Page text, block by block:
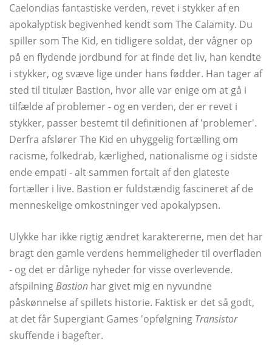
Caelondias fantastiske verden, revet i stykker af en
apokalyptisk begivenhed kendt som The Calamity. Du
spiller som The Kid, en tidligere soldat, der vågner op
på en flydende jordbund for at finde det liv, han kendte
i stykker, og svæve lige under hans fødder. Han tager af
sted til titulær Bastion, hvor alle var enige om at gå i
tilfælde af problemer - og en verden, der er revet i
stykker, passer bestemt til definitionen af ​​'problemer'.
Derfra afslører The Kid en uhyggelig fortælling om
racisme, folkedrab, kærlighed, nationalisme og i sidste
ende empati - alt sammen fortalt af den glateste
fortæller i live. Bastion er fuldstændig fascineret af de
menneskelige omkostninger ved apokalypsen.
Ulykke har ikke rigtig ændret karaktererne, men det har
bragt den gamle verdens hemmeligheder til overfladen
- og det er dårlige nyheder for visse overlevende.
afspilningBastion har givet mig en nyvundne
påskønnelse af spillets historie. Faktisk er det så godt,
at det får Supergiant Games 'opfølgning Transistor
skuffende i bagefter.